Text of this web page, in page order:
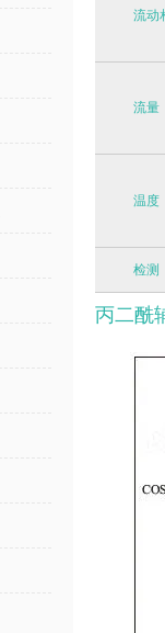
流动
流量
温度
检测
丙二酰